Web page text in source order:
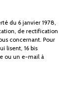
du 6 janvier 1978,
de rectification
concernant. Pour
lisent, 16 bis
ou un e-mail à